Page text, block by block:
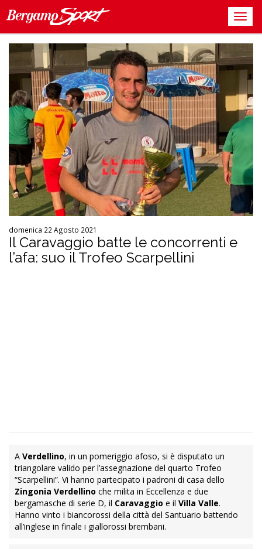
domenica 22 Agosto 2021
Il Caravaggio batte le concorrenti e
l’afa: suo il Trofeo Scarpellini
A Verdellino, in un pomeriggio afoso, si è disputato un
triangolare valido per l’assegnazione del quarto Trofeo
“Scarpellini”. Vi hanno partecipato i padroni di casa dello
Zingonia Verdellino che milita in Eccellenza e due
bergamasche di serie D, il Caravaggio e il Villa Valle.
Hanno vinto i biancorossi della città del Santuario battendo
all’inglese in finale i giallorossi brembani.